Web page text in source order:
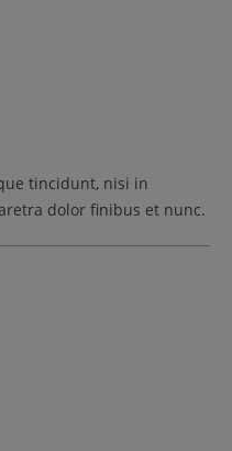
tincidunt, nisi in
dolor finibus et nunc.